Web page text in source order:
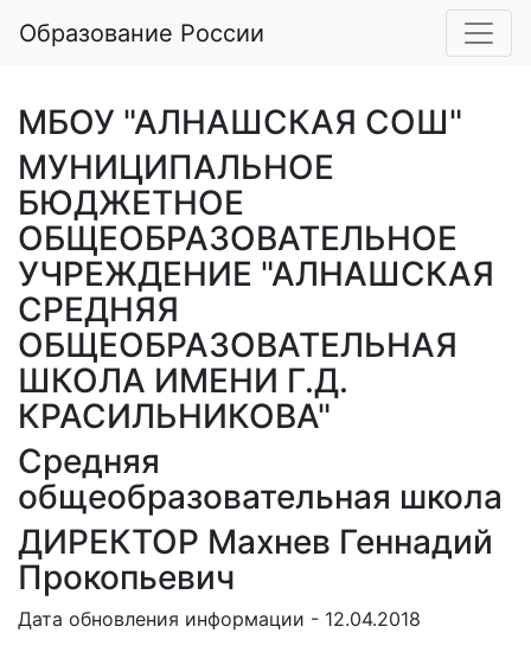
Образование России
МБОУ "АЛНАШСКАЯ СОШ"
МУНИЦИПАЛЬНОЕ
БЮДЖЕТНОЕ
ОБЩЕОБРАЗОВАТЕЛЬНОЕ
УЧРЕЖДЕНИЕ "АЛНАШСКАЯ
СРЕДНЯЯ
ОБЩЕОБРАЗОВАТЕЛЬНАЯ
ШКОЛА ИМЕНИ Г.Д.
КРАСИЛЬНИКОВА"
Средняя
общеобразовательная школа
ДИРЕКТОР Махнев Геннадий
Прокопьевич
Дата обновления информации - 12.04.2018